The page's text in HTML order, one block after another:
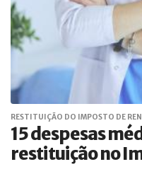
RESTITUIÇÃO DO IMPOSTO DE
15 despesas
restituição no